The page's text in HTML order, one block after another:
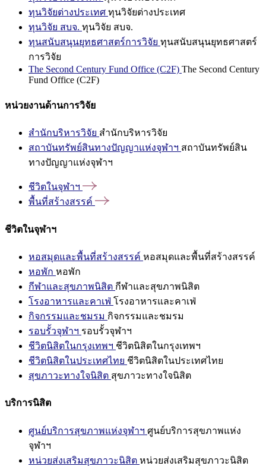
ทุนวิจัยต่างประเทศ ทุนวิจัยต่างประเทศ
ทุนวิจัย สบจ. ทุนวิจัย สบจ.
ทุนสนับสนุนยุทธศาสตร์การวิจัย ทุนสนับสนุนยุทธศาสตร์
การวิจัย
The Second Century Fund Office (C2F) The Second Century
Fund Office (C2F)
หน่วยงานด้านการวิจัย
สำนักบริหารวิจัย สำนักบริหารวิจัย
สถาบันทรัพย์สินทางปัญญาแห่งจุฬาฯ สถาบันทรัพย์สิน
ทางปัญญาแห่งจุฬาฯ
ชีวิตในจุฬาฯ
พื้นที่สร้างสรรค์
ชีวิตในจุฬาฯ
หอสมุดและพื้นที่สร้างสรรค์ หอสมุดและพื้นที่สร้างสรรค์
หอพัก หอพัก
กีฬาและสุขภาพนิสิต กีฬาและสุขภาพนิสิต
โรงอาหารและคาเฟ่ โรงอาหารและคาเฟ่
กิจกรรมและชมรม กิจกรรมและชมรม
รอบรั้วจุฬาฯ รอบรั้วจุฬาฯ
ชีวิตนิสิตในกรุงเทพฯ ชีวิตนิสิตในกรุงเทพฯ
ชีวิตนิสิตในประเทศไทย ชีวิตนิสิตในประเทศไทย
สุขภาวะทางใจนิสิต สุขภาวะทางใจนิสิต
บริการนิสิต
ศูนย์บริการสุขภาพแห่งจุฬาฯ ศูนย์บริการสุขภาพแห่ง
จุฬาฯ
หน่วยส่งเสริมสุขภาวะนิสิต หน่วยส่งเสริมสุขภาวะนิสิต